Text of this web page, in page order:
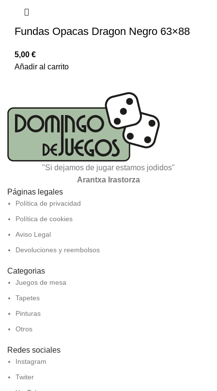
Fundas Opacas Dragon Negro 63×88
5,00 €
Añadir al carrito
"Si dejamos de jugar estamos jodidos"
Arantxa Irastorza
Páginas legales
Política de privacidad
Política de cookies
Aviso Legal
Devoluciones y reembolsos
Categorias
Juegos de mesa
Tapetes
Pinturas
Otros
Redes sociales
Instagram
Twiter